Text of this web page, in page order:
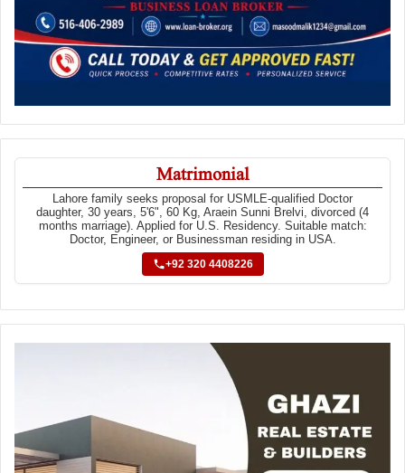
Matrimonial
Lahore family seeks proposal for USMLE-qualified Doctor
daughter, 30 years, 5'6", 60 Kg, Araein Sunni Brelvi, divorced (4
months marriage). Applied for U.S. Residency. Suitable match:
Doctor, Engineer, or Businessman residing in USA.
+92 320 4408226